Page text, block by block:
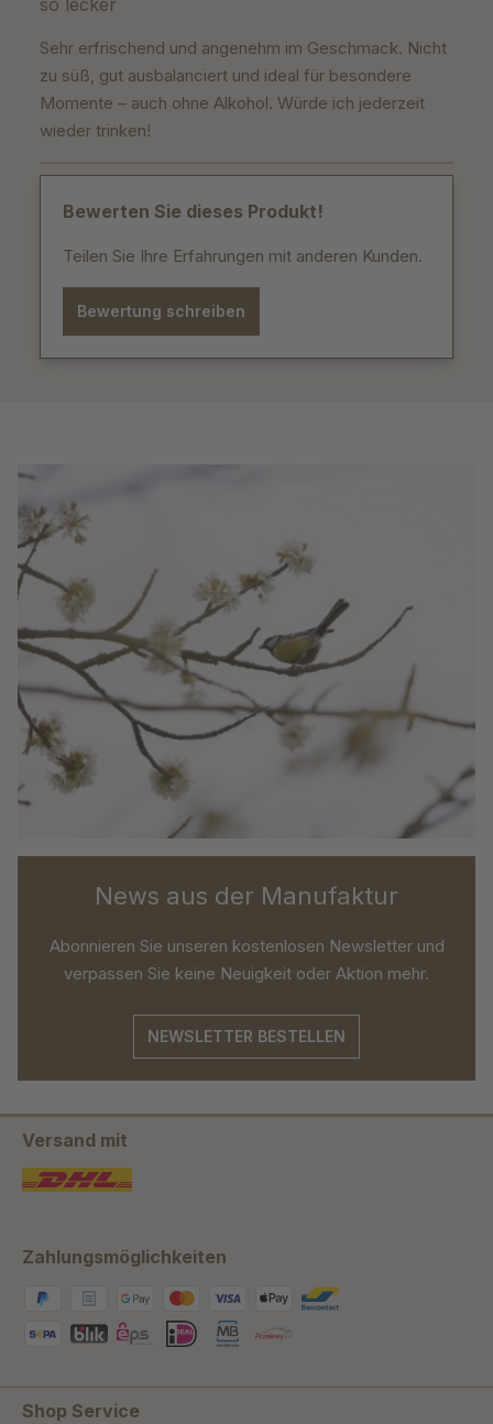
so lecker
Sehr erfrischend und angenehm im Geschmack. Nicht
zu süß, gut ausbalanciert und ideal für besondere
Momente – auch ohne Alkohol. Würde ich jederzeit
wieder trinken!
Bewerten Sie dieses Produkt!
Teilen Sie Ihre Erfahrungen mit anderen Kunden.
Bewertung schreiben
News aus der Manufaktur
Abonnieren Sie unseren kostenlosen Newsletter und
verpassen Sie keine Neuigkeit oder Aktion mehr.
NEWSLETTER BESTELLEN
Versand mit
Zahlungsmöglichkeiten
Shop Service